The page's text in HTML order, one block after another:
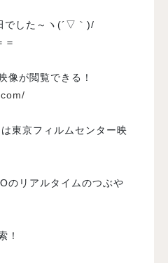
でした～ヽ(´▽｀)/
＝
像が閲覧できる！
東京フィルムセンター映
のリアルタイムのつぶや
！